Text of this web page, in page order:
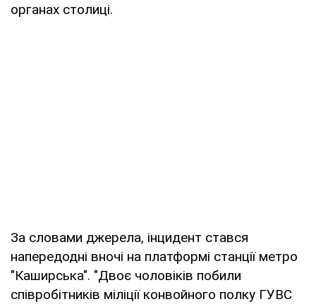
органах столиці.
За словами джерела, інцидент стався
напередодні вночі на платформі станції метро
"Каширська". "Двоє чоловіків побили
співробітників міліції конвойного полку ГУВС